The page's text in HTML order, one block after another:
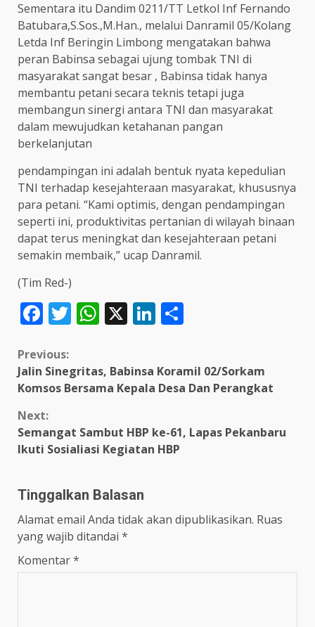
Sementara itu Dandim 0211/TT Letkol Inf Fernando
Batubara,S.Sos.,M.Han., melalui Danramil 05/Kolang
Letda Inf Beringin Limbong mengatakan bahwa
peran Babinsa sebagai ujung tombak TNI di
masyarakat sangat besar , Babinsa tidak hanya
membantu petani secara teknis tetapi juga
membangun sinergi antara TNI dan masyarakat
dalam mewujudkan ketahanan pangan
berkelanjutan
pendampingan ini adalah bentuk nyata kepedulian
TNI terhadap kesejahteraan masyarakat, khususnya
para petani. “Kami optimis, dengan pendampingan
seperti ini, produktivitas pertanian di wilayah binaan
dapat terus meningkat dan kesejahteraan petani
semakin membaik,” ucap Danramil.
(Tim Red-)
Facebook
Twitter
WhatsApp
X LinkedIn
Continue
Reading
Previous:
Jalin Sinegritas, Babinsa Koramil 02/Sorkam
Komsos Bersama Kepala Desa Dan Perangkat
Next:
Semangat Sambut HBP ke-61, Lapas Pekanbaru
Ikuti Sosialiasi Kegiatan HBP
Tinggalkan Balasan
Alamat email Anda tidak akan dipublikasikan. Ruas
yang wajib ditandai *
Komentar*